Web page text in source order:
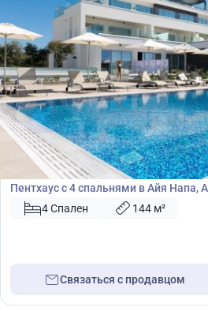
€1 050 000
Пентхаус
Пентхаус с 4 спальнями в Айя Напа,
Кипр № 42818
4 Спален 144 м²
Связаться с продавцом